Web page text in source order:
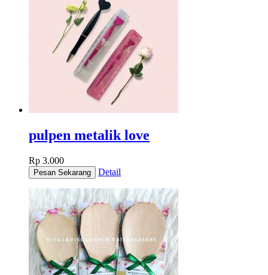
pulpen metalik love
Rp 3.000
Detail